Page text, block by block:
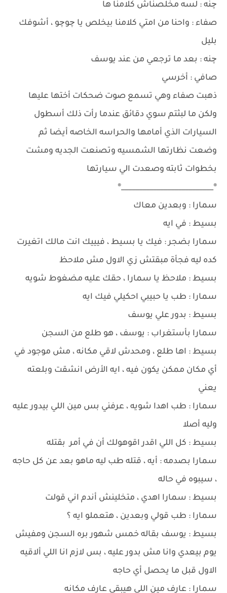
چنه : لسه مخلصناش كلامنا ها
صفاء : واحنا من امتي كلامنا بيخلص يا چوچو ، أشوفك
بليل
چنه : بعد ما ترجعي من عند يوسف
صافي : أخرسي
ذهبت صفاء وهي تسمع صوت ضحكات أختها عليها
ولكن ما لبثتم سوي دقائق عندما رأت ذلك أسطول
السيارات الذي أمامها والحراسه الخاصه أيضا ثم
وضعت نظارتها الشمسيه وتصنعت الجديه ومشت
بخطوات ثابته وصعدت الي سيارتها
®__________________________®
سمارا : وبعدين معاك
بسيط : في ايه
سمارا بضجر : فيك يا بسيط ، فيييك انت مالك اتغيرت
كده ليه فجأة مبقتش زي الاول مش ملاحظ
بسيط : ملاحظ يا سمارا ، حقك عليه مضغوط شويه
سمارا : طب يا حبيبي احكيلي فيك ايه
بسيط : بدور علي يوسف
سمارا بأستغراب : يوسف ، هو طلع من السجن
بسيط : اها طلع ، ومحدش لاقي مكانه ، مش موجود في
أي مكان ممكن يكون فيه ، ايه الأرض انشقت وبلعته
يعني
سمارا : طب اهدا شويه ، عرفني بس مين اللي بيدور عليه
وليه أصلا
بسيط : كل اللي اقدر اقوهولك أن في أمر بقتله
سمارا بصدمه : أيه ، قتله طب ليه ماهو بعد عن كل حاجه
، سيبوه في حاله
بسيط : سمارا اهدي ، متخلينش أندم اني قولت
سمارا : طب قولي وبعدين ، هتعملو ايه ؟
بسيط : يوسف بقاله خمس شهور بره السجن ومفيش
يوم بيعدي وانا مش بدور عليه ، بس لازم انا اللي ألاقيه
الاول قبل ما يحصل أي حاجه
سمارا : عارف مين اللي هيبقي عارف مكانه